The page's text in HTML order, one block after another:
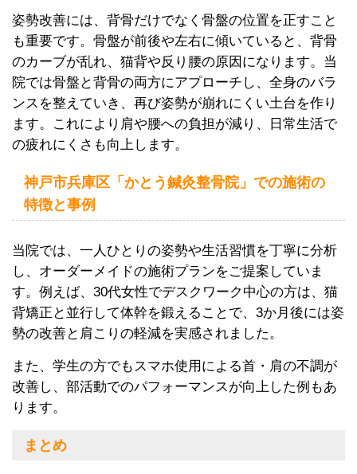
姿勢改善には、背骨だけでなく骨盤の位置を正すこと
も重要です。骨盤が前後や左右に傾いていると、背骨
のカーブが乱れ、猫背や反り腰の原因になります。当
院では骨盤と背骨の両方にアプローチし、全身のバラ
ンスを整えていき、再び姿勢が崩れにくい土台を作り
ます。これにより肩や腰への負担が減り、日常生活で
の疲れにくさも向上します。
神戸市兵庫区「かとう鍼灸整骨院」での施術の
特徴と事例
当院では、一人ひとりの姿勢や生活習慣を丁寧に分析
し、オーダーメイドの施術プランをご提案していま
す。例えば、30代女性でデスクワーク中心の方は、猫
背矯正と並行して体幹を鍛えることで、3か月後には姿
勢の改善と肩こりの軽減を実感されました。
また、学生の方でもスマホ使用による首・肩の不調が
改善し、部活動でのパフォーマンスが向上した例もあ
ります。
まとめ